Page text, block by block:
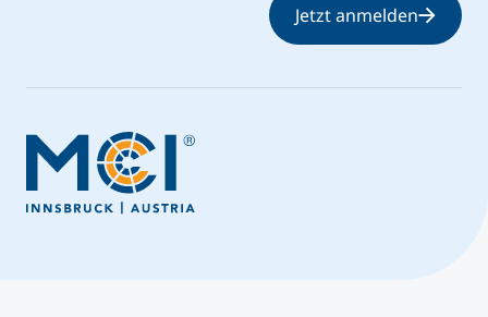
Jetzt anmelden